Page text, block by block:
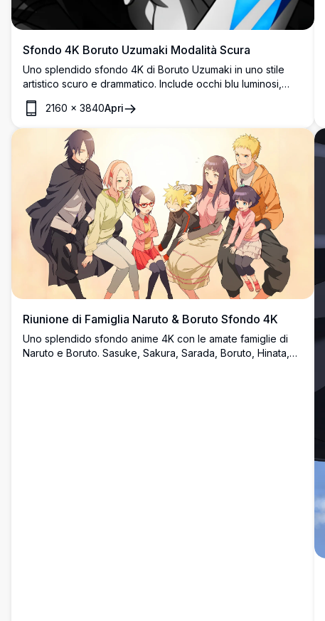
Sfondo 4K Boruto Uzumaki Modalità Scura
Uno splendido sfondo 4K di Boruto Uzumaki in uno stile
artistico scuro e drammatico. Include occhi blu luminosi,
segni del sigillo Karma, fascia da ninja e una spada bianca
— perfetto per i fan degli anime.
2160 × 3840Apri
Riunione di Famiglia Naruto & Boruto Sfondo 4K
Uno splendido sfondo anime 4K con le amate famiglie di
Naruto e Boruto. Sasuke, Sakura, Sarada, Boruto, Hinata,